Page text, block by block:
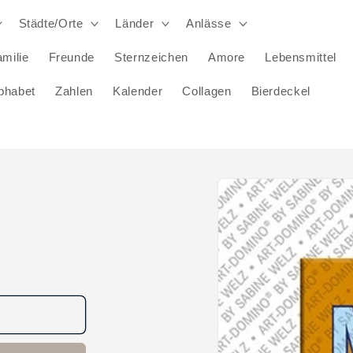
Städte/Orte Länder Anlässe
Freunde Sternzeichen Amore Lebensmittel
Zahlen Kalender Collagen Bierdeckel
Produktinformationen
springen